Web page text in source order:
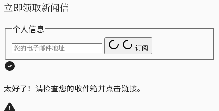
立即领取新闻信
个人信息
订阅
太好了！请检查您的收件箱并点击链接。